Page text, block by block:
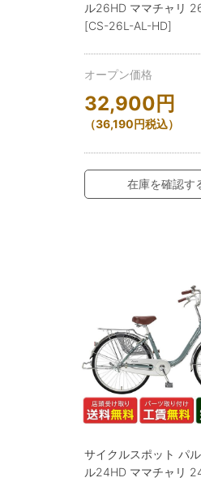
ル26HD ママチャリ
[CS-26L-AL-HD]
オープン価格
32,900 円
（36,190円税込）
在庫を確認す
サイクルスポット パ
ル24HD ママチャリ